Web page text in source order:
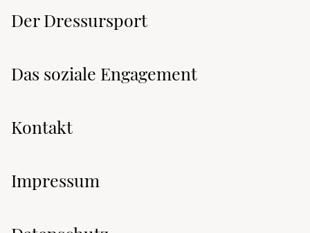
Der Dressursport
Das soziale Engagement
Kontakt
Impressum